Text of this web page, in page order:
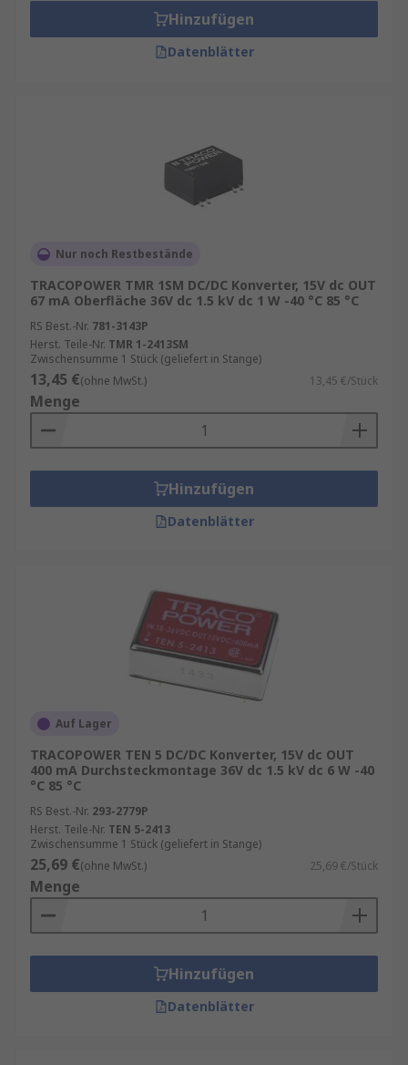
Hinzufügen
Datenblätter
Nur noch Restbestände
TRACOPOWER TMR 1SM DC/DC Konverter, 15V dc OUT
67 mA Oberfläche 36V dc 1.5 kV dc 1 W -40 °C 85 °C
RS Best.-Nr. 781-3143P
Herst. Teile-Nr. TMR 1-2413SM
Zwischensumme 1 Stück (geliefert in Stange)
13,45 €(ohne MwSt.) 13,45 €/Stück
Menge
Hinzufügen
Datenblätter
Auf Lager
TRACOPOWER TEN 5 DC/DC Konverter, 15V dc OUT
400 mA Durchsteckmontage 36V dc 1.5 kV dc 6 W -40
°C 85 °C
RS Best.-Nr. 293-2779P
Herst. Teile-Nr. TEN 5-2413
Zwischensumme 1 Stück (geliefert in Stange)
25,69 €(ohne MwSt.) 25,69 €/Stück
Menge
Hinzufügen
Datenblätter